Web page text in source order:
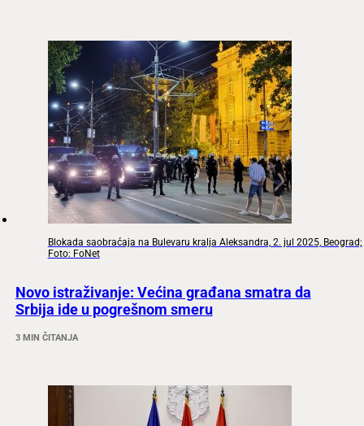
Blokada saobraćaja na Bulevaru kralja Aleksandra, 2. jul 2025, Beograd;
Foto: FoNet
Novo istraživanje: Većina građana smatra da
Srbija ide u pogrešnom smeru
3 MIN ČITANJA